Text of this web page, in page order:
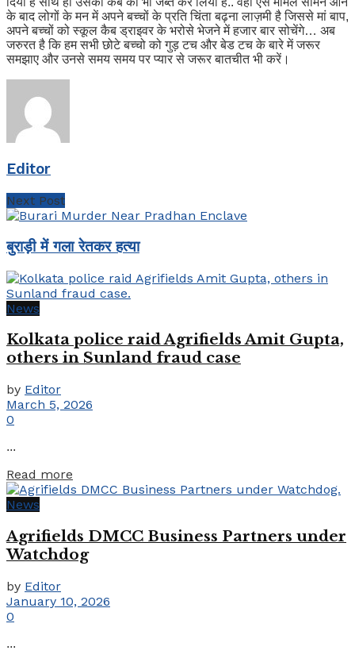
के बाद लोगों के मन में अपने बच्चों के प्रति चिंता बढ़ना लाज़मी है जिससे मां बाप,
अपने बच्चों को स्कूल कैब ड्राइवर के भरोसे भेजने में हजार बार सोचेंगे… अब
जरुरत है कि हम सभी छोटे बच्चो को गुड़ टच और बेड टच के बारे में जरूर
समझाए और उनसे समय समय पर प्यार से जरूर बातचीत भी करें।
Editor
Next Post
बुराड़ी में गला रेतकर हत्या
News
Kolkata police raid Agrifields Amit Gupta,
others in Sunland fraud case
by Editor
March 5, 2026
0
...
Read more
News
Agrifields DMCC Business Partners under
Watchdog
by Editor
January 10, 2026
0
...